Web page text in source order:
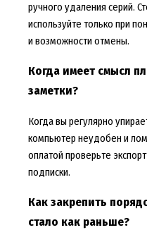
ручного удаления серий.
используйте только при
и возможности отмены.
Когда имеет смысл
заметки?
Когда вы регулярно
компьютер неудобен и
оплатой проверьте
подписки.
Как закрепить
стало как раньше?